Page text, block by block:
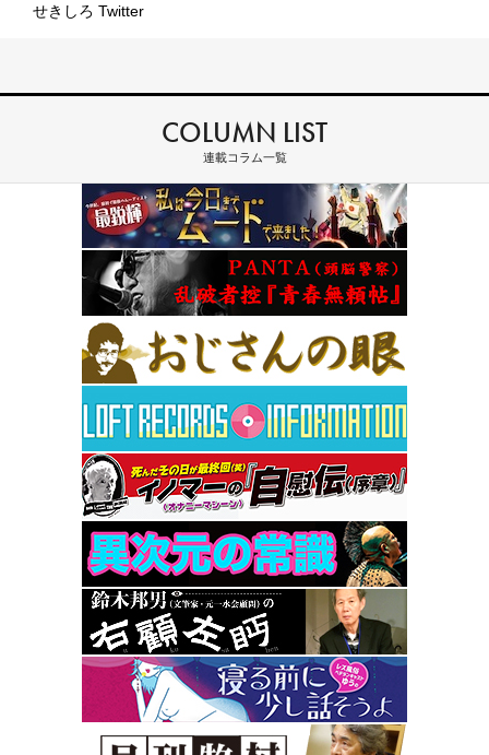
せきしろ Twitter
COLUMN LIST
連載コラム一覧